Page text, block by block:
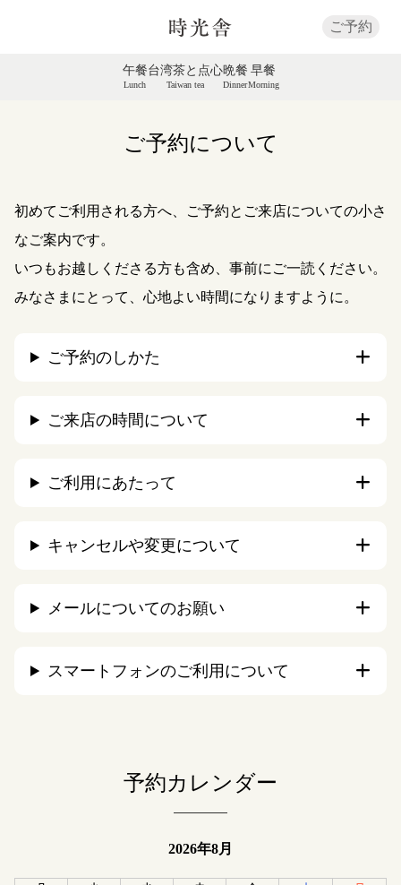
ご予約
午餐
Lunch
台湾茶と点心
Taiwan tea
晩餐
Dinner
早餐
Morning
ご予約について
初めてご利用される方へ、ご予約とご来店についての小さ
なご案内です。
いつもお越しくださる方も含め、事前にご一読ください。
みなさまにとって、心地よい時間になりますように。
ご予約のしかた
ご来店の時間について
ご利用にあたって
キャンセルや変更について
メールについてのお願い
スマートフォンのご利用について
予約カレンダー
2026年8月